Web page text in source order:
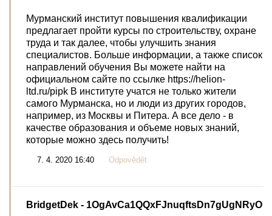
Мурманский институт повышения квалификации
предлагает пройти курсы по строительству, охране
труда и так далее, чтобы улучшить знания
специалистов. Больше информации, а также список
направлений обучения Вы можете найти на
официальном сайте по ссылке https://helion-
ltd.ru/pipk В институте учатся не только жители
самого Мурманска, но и люди из других городов,
например, из Москвы и Питера. А все дело - в
качестве образования и объеме новых знаний,
которые можно здесь получить!
7. 4. 2020 16:40 Odpovědět
BridgetDek - 1OgAvCa1QQxFJnuqftsDn7gUgNRyO